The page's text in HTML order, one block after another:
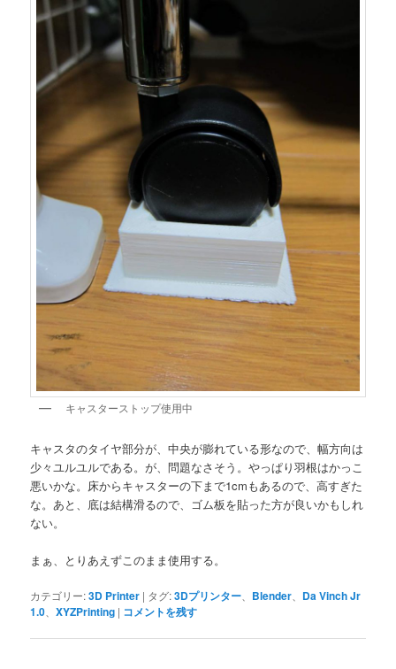
キャスターストップ使用中
キャスタのタイヤ部分が、中央が膨れている形なので、幅方向は
少々ユルユルである。が、問題なさそう。やっぱり羽根はかっこ
悪いかな。床からキャスターの下まで1cmもあるので、高すぎた
な。あと、底は結構滑るので、ゴム板を貼った方が良いかもしれ
ない。
まぁ、とりあえずこのまま使用する。
カテゴリー:3D Printer | タグ:3Dプリンター Blender
Da Vinch Jr
1.0 、XYZPrinting | コメントを残す